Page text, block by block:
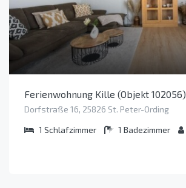
Ferienwohnung Kille (Objekt 102056)
Dorfstraße 16, 25826 St. Peter-Ording
1 Schlafzimmer 1 Badezimmer